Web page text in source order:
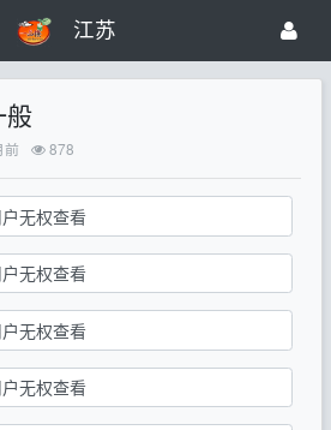
江苏
般
前 878
无权查看
无权查看
无权查看
无权查看